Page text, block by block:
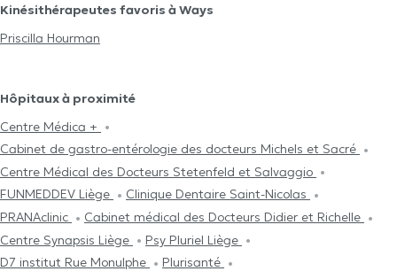
Kinésithérapeutes favoris à Ways
Priscilla Hourman
Hôpitaux à proximité
Centre Médica +
Cabinet de gastro-entérologie des docteurs Michels et Sacré
Centre Médical des Docteurs Stetenfeld et Salvaggio
FUNMEDDEV Liège
Clinique Dentaire Saint-Nicolas
PRANAclinic
Cabinet médical des Docteurs Didier et Richelle
Centre Synapsis Liège
Psy Pluriel Liège
D7 institut Rue Monulphe
Plurisanté